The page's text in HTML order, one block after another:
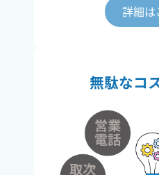
詳細は
無駄なコ